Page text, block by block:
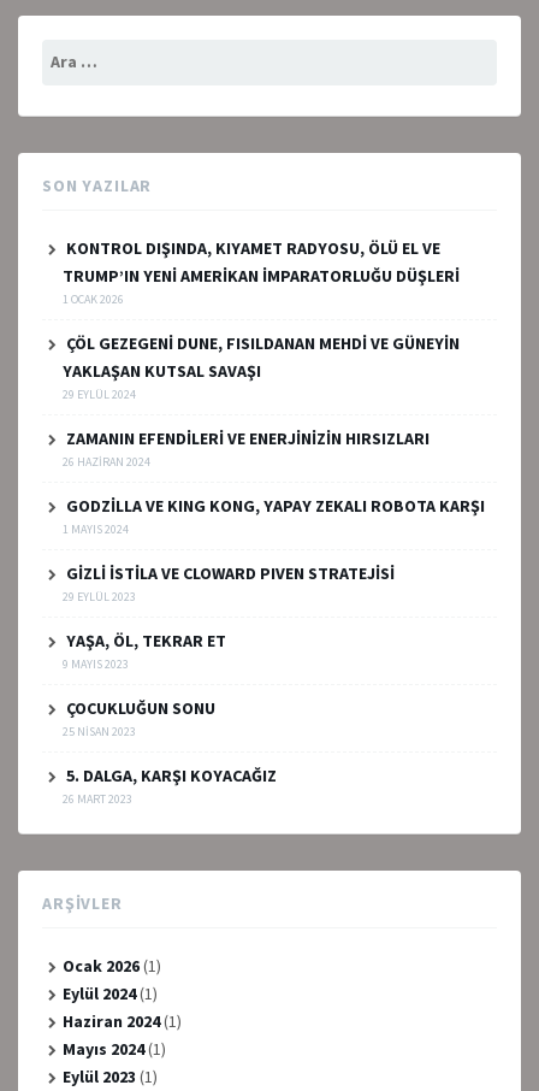
Arama:
SON YAZILAR
KONTROL DIŞINDA, KIYAMET RADYOSU, ÖLÜ EL VE
TRUMP’IN YENİ AMERİKAN İMPARATORLUĞU DÜŞLERİ
1 OCAK 2026
ÇÖL GEZEGENİ DUNE, FISILDANAN MEHDİ VE GÜNEYİN
YAKLAŞAN KUTSAL SAVAŞI
29 EYLÜL 2024
ZAMANIN EFENDİLERİ VE ENERJİNİZİN HIRSIZLARI
26 HAZIRAN 2024
GODZİLLA VE KING KONG, YAPAY ZEKALI ROBOTA KARŞI
1 MAYIS 2024
GİZLİ İSTİLA VE CLOWARD PIVEN STRATEJİSİ
29 EYLÜL 2023
YAŞA, ÖL, TEKRAR ET
9 MAYIS 2023
ÇOCUKLUĞUN SONU
25 NISAN 2023
5. DALGA, KARŞI KOYACAĞIZ
26 MART 2023
ARŞIVLER
Ocak 2026(1)
Eylül 2024(1)
Haziran 2024(1)
Mayıs 2024(1)
Eylül 2023 (1)